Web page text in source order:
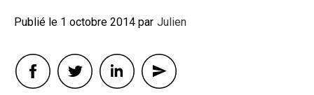
JEUX-VIDÉO
1 octobre 2014 By Julien